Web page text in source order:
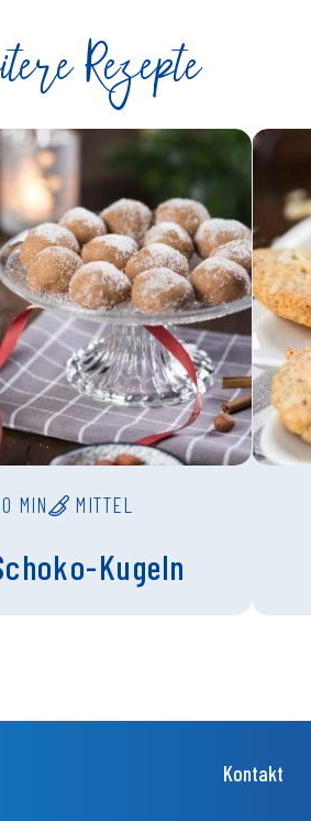
Rezepte
MIN MITTEL
Kugeln
Kontakt